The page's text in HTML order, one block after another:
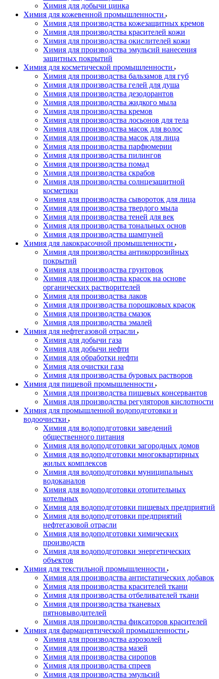
Химия для добычи цинка
Химия для кожевенной промышленности
Химия для производства кожезащитных кремов
Химия для производства красителей кожи
Химия для производства окислителей кожи
Химия для производства эмульсий нанесения
защитных покрытий
Химия для косметической промышленности
Химия для производства бальзамов для губ
Химия для производства гелей для душа
Химия для производства дезодорантов
Химия для производства жидкого мыла
Химия для производства кремов
Химия для производства лосьонов для тела
Химия для производства масок для волос
Химия для производства масок для лица
Химия для производства парфюмерии
Химия для производства пилингов
Химия для производства помад
Химия для производства скрабов
Химия для производства солнцезащитной
косметики
Химия для производства сывороток для лица
Химия для производства твердого мыла
Химия для производства теней для век
Химия для производства тональных основ
Химия для производства шампуней
Химия для лакокрасочной промышленности
Химия для производства антикоррозийных
покрытий
Химия для производства грунтовок
Химия для производства красок на основе
органических растворителей
Химия для производства лаков
Химия для производства порошковых красок
Химия для производства смазок
Химия для производства эмалей
Химия для нефтегазовой отрасли
Химия для добычи газа
Химия для добычи нефти
Химия для обработки нефти
Химия для очистки газа
Химия для производства буровых растворов
Химия для пищевой промышленности
Химия для производства пищевых консервантов
Химия для производства регуляторов кислотности
Химия для промышленной водоподготовки и
водоочистки
Химия для водоподготовки заведений
общественного питания
Химия для водоподготовки загородных домов
Химия для водоподготовки многоквартирных
жилых комплексов
Химия для водоподготовки муниципальных
водоканалов
Химия для водоподготовки отопительных
котельных
Химия для водоподготовки пищевых предприятий
Химия для водоподготовки предприятий
нефтегазовой отрасли
Химия для водоподготовки химических
производств
Химия для водоподготовки энергетических
объектов
Химия для текстильной промышленности
Химия для производства антистатических добавок
Химия для производства красителей ткани
Химия для производства отбеливателей ткани
Химия для производства тканевых
пятновыводителей
Химия для производства фиксаторов красителей
Химия для фармацевтической промышленности
Химия для производства аэрозолей
Химия для производства мазей
Химия для производства сиропов
Химия для производства спреев
Химия для производства эмульсий